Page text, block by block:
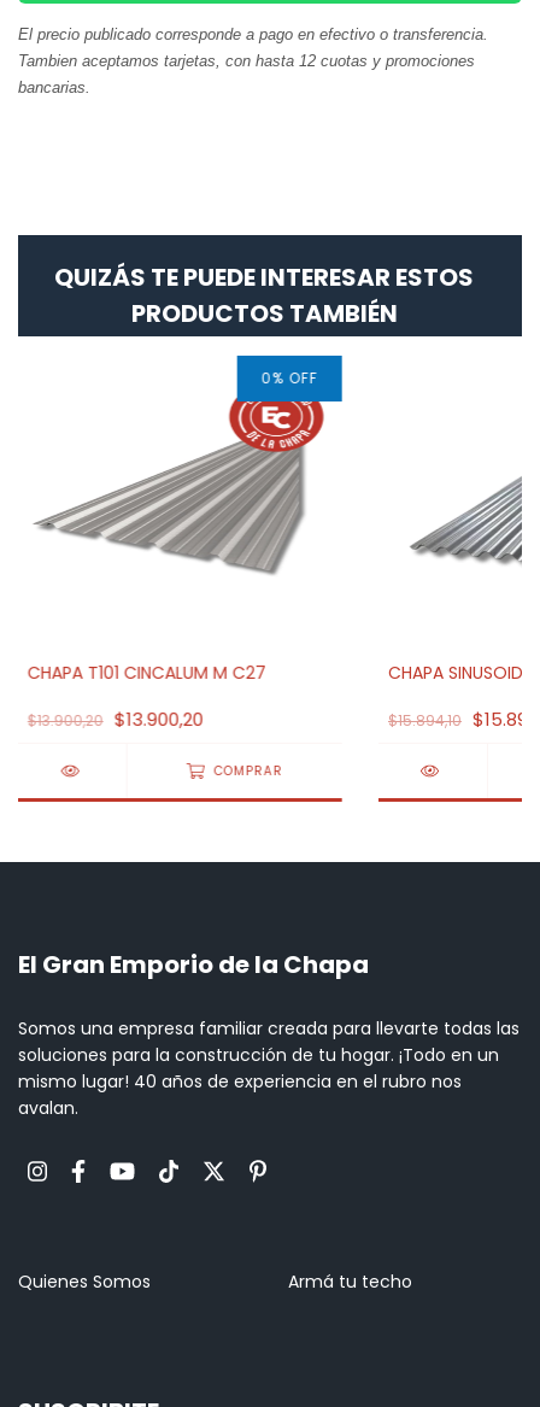
El precio publicado corresponde a pago en efectivo o transferencia.
Tambien aceptamos tarjetas, con hasta 12 cuotas y promociones
bancarias.
QUIZÁS TE PUEDE INTERESAR ESTOS
PRODUCTOS TAMBIÉN
0% OFF
CHAPA T101 CINCALUM M C27
$13.900,20 $13.900,20
COMPRAR
CHAPA
$15.894,10
El Gran Emporio de la Chapa
Somos una empresa familiar creada para llevarte todas las
soluciones para la construcción de tu hogar. ¡Todo en un
mismo lugar! 40 años de experiencia en el rubro nos
avalan.
Quienes Somos Armá tu techo